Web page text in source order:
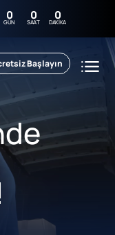
0
GÜN 0
SAAT 0
DAKIKA
Başlayın